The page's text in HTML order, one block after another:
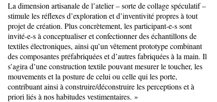
La dimension artisanale de l’atelier – sorte de collage spéculatif –
stimule les réflexes d’exploration et d’inventivité propres à tout
projet de création. Plus concrètement, les participant-e-s sont
invité-e-s à conceptualiser et confectionner des échantillons de
textiles électroniques, ainsi qu’un vêtement prototype combinant
des composantes préfabriquées et d’autres fabriquées à la main. Il
s’agira d’une construction textile pouvant mesurer le toucher, les
mouvements et la posture de celui ou celle qui les porte,
contribuant ainsi à construire/déconstruire les perceptions et à
priori liés à nos habitudes vestimentaires. »